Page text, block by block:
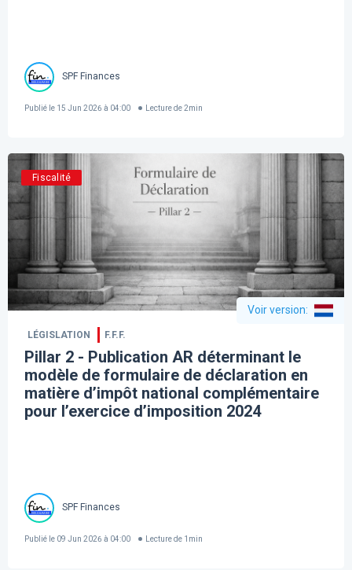
SPF Finances
Publié le 15 Jun 2026 à 04:00 Lecture de 2min
Fiscalité
Voir version:
LÉGISLATION F.F.F.
Pillar 2 - Publication AR déterminant le
modèle de formulaire de déclaration en
matière d’impôt national complémentaire
pour l’exercice d’imposition 2024
SPF Finances
Publié le 09 Jun 2026 à 04:00 Lecture de 1 min